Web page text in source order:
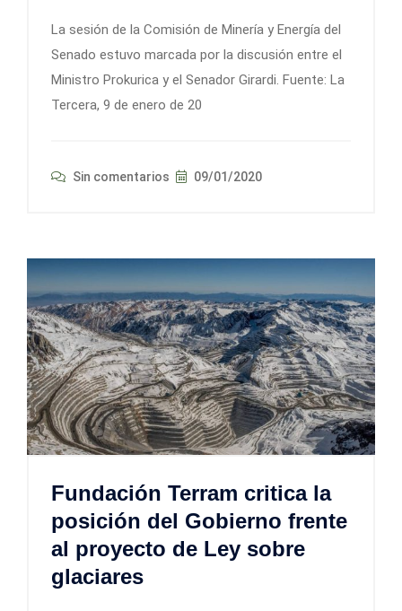
La sesión de la Comisión de Minería y Energía del
Senado estuvo marcada por la discusión entre el
Ministro Prokurica y el Senador Girardi. Fuente: La
Tercera, 9 de enero de 20
Sin comentarios 09/01/2020
Fundación Terram critica la
posición del Gobierno frente
al proyecto de Ley sobre
glaciares